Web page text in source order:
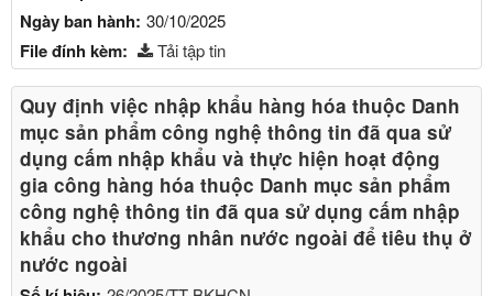
Ngày ban hành: 30/10/2025
File đính kèm: Tải tập tin
Quy định việc nhập khẩu hàng hóa thuộc Danh
mục sản phẩm công nghệ thông tin đã qua sử
dụng cấm nhập khẩu và thực hiện hoạt động
gia công hàng hóa thuộc Danh mục sản phẩm
công nghệ thông tin đã qua sử dụng cấm nhập
khẩu cho thương nhân nước ngoài để tiêu thụ ở
nước ngoài